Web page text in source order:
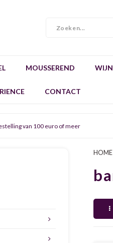
MOUSSEREND WIJN
CONTACT
van 100 euro of meer
HOME